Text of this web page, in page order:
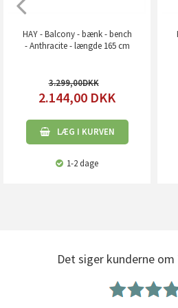
HAY - Balcony - bænk - bench
- Anthracite - længde 165 cm
3.299,00
2.144,00 DKK
LÆG I KURVEN
1-2 dage
Det siger kunderne om